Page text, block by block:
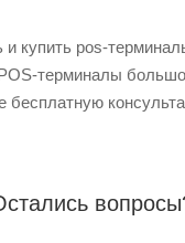
купить pos-
терминалы
бесплатную